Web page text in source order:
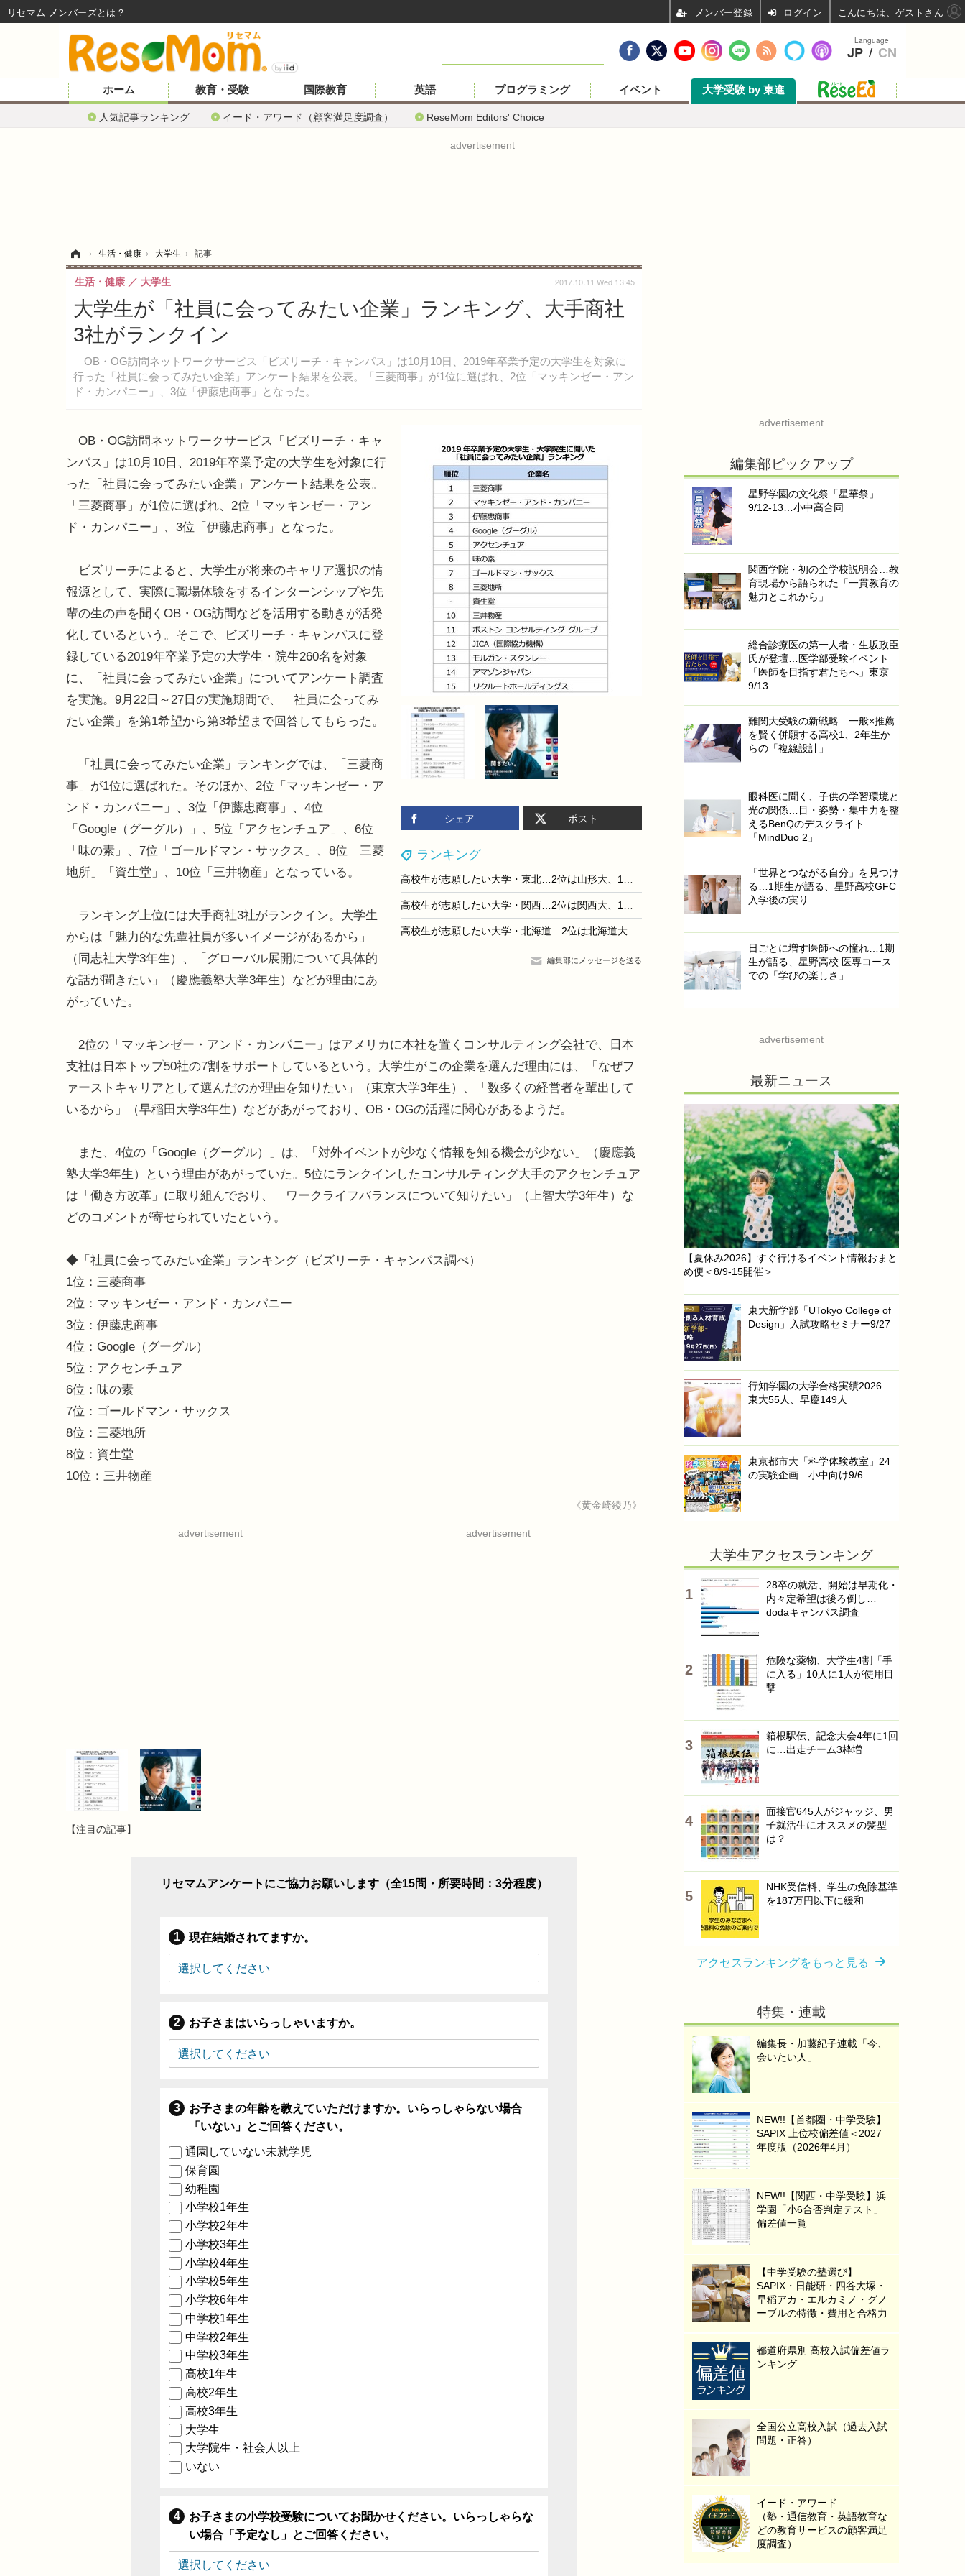
ホーム
人気記事ランキング イード・アワード（顧客満足度調査） ReseMom Editors' Choice
教育・受験 国際教育 英語 プログラミング イベント 大学受験 by 東進
advertisement
› 生活・健康 › 大学生 › 記事
大学生が「社員に会ってみたい企業」ランキング、大手商社
3社がランクイン
OB・OG訪問ネットワークサービス「ビズリーチ・キャンパス」は10月10日、2019年卒業予定の大学生を対象に
行った「社員に会ってみたい企業」アンケート結果を公表。「三菱商事」が1位に選ばれ、2位「マッキンゼー・アン
ド・カンパニー」、3位「伊藤忠商事」となった。
生活・健康 大学生 2017.10.11 Wed 13:45
シェア ポスト
ランキング
高校生が志願したい大学・東北…2位は山形大、1位は？
高校生が志願したい大学・関西…2位は関西大、1位は？
高校生が志願したい大学・北海道…2位は北海道大、1位は？
編集部にメッセージを送る
OB・OG訪問ネットワークサービス「ビズリーチ・キャ
ンパス」は10月10日、2019年卒業予定の大学生を対象に行
った「社員に会ってみたい企業」アンケート結果を公表。
「三菱商事」が1位に選ばれ、2位「マッキンゼー・アン
ド・カンパニー」、3位「伊藤忠商事」となった。
ビズリーチによると、大学生が将来のキャリア選択の情
報源として、実際に職場体験をするインターンシップや先
輩の生の声を聞くOB・OG訪問などを活用する動きが活発
化しているという。そこで、ビズリーチ・キャンパスに登
録している2019年卒業予定の大学生・院生260名を対象
に、「社員に会ってみたい企業」についてアンケート調査
を実施。9月22日～27日の実施期間で、「社員に会ってみ
たい企業」を第1希望から第3希望まで回答してもらった。
「社員に会ってみたい企業」ランキングでは、「三菱商
事」が1位に選ばれた。そのほか、2位「マッキンゼー・ア
ンド・カンパニー」、3位「伊藤忠商事」、4位
「Google（グーグル）」、5位「アクセンチュア」、6位
「味の素」、7位「ゴールドマン・サックス」、8位「三菱
地所」「資生堂」、10位「三井物産」となっている。
ランキング上位には大手商社3社がランクイン。大学生
からは「魅力的な先輩社員が多いイメージがあるから」
（同志社大学3年生）、「グローバル展開について具体的
な話が聞きたい」（慶應義塾大学3年生）などが理由にあ
がっていた。
2位の「マッキンゼー・アンド・カンパニー」はアメリカに本社を置くコンサルティング会社で、日本
支社は日本トップ50社の7割をサポートしているという。大学生がこの企業を選んだ理由には、「なぜフ
ァーストキャリアとして選んだのか理由を知りたい」（東京大学3年生）、「数多くの経営者を輩出して
いるから」（早稲田大学3年生）などがあがっており、OB・OGの活躍に関心があるようだ。
また、4位の「Google（グーグル）」は、「対外イベントが少なく情報を知る機会が少ない」（慶應義
塾大学3年生）という理由があがっていた。5位にランクインしたコンサルティング大手のアクセンチュア
は「働き方改革」に取り組んでおり、「ワークライフバランスについて知りたい」（上智大学3年生）な
どのコメントが寄せられていたという。
◆「社員に会ってみたい企業」ランキング（ビズリーチ・キャンパス調べ）
1位：三菱商事
2位：マッキンゼー・アンド・カンパニー
3位：伊藤忠商事
4位：Google（グーグル）
5位：アクセンチュア
6位：味の素
7位：ゴールドマン・サックス
8位：三菱地所
8位：資生堂
10位：三井物産
《黄金崎綾乃》
advertisement advertisement
【注目の記事】
リセマムアンケートにご協力お願いします（全15問・所要時間：3分程度）
現在結婚されてますか。
お子さまはいらっしゃいますか。
お子さまの年齢を教えていただけますか。いらっしゃらない場合
「いない」とご回答ください。
通園していない未就学児
保育園
幼稚園
小学校1年生
小学校2年生
小学校3年生
小学校4年生
小学校5年生
小学校6年生
中学校1年生
中学校2年生
中学校3年生
高校1年生
高校2年生
高校3年生
大学生
大学院生・社会人以上
いない
お子さまの小学校受験についてお聞かせください。いらっしゃらな
い場合「予定なし」とご回答ください。
advertisement
編集部ピックアップ
星野学園の文化祭「星華祭」
9/12-13…小中高合同
関西学院・初の全学校説明会…教
育現場から語られた「一貫教育の
魅力とこれから」
総合診療医の第一人者・生坂政臣
氏が登壇…医学部受験イベント
「医師を目指す君たちへ」東京
9/13
難関大受験の新戦略…一般×推薦
を賢く併願する高校1、2年生か
らの「複線設計」
眼科医に聞く、子供の学習環境と
光の関係…目・姿勢・集中力を整
えるBenQのデスクライト
「MindDuo 2」
「世界とつながる自分」を見つけ
る…1期生が語る、星野高校GFC
入学後の実り
日ごとに増す医師への憧れ…1期
生が語る、星野高校 医専コース
での「学びの楽しさ」
advertisement
最新ニュース
【夏休み2026】すぐ行けるイベント情報おまと
め便＜8/9-15開催＞
東大新学部「UTokyo College of
Design」入試攻略セミナー9/27
行知学園の大学合格実績2026…
東大55人、早慶149人
東京都市大「科学体験教室」24
の実験企画…小中向け9/6
大学生アクセスランキング
28卒の就活、開始は早期化・
内々定希望は後ろ倒し…
dodaキャンパス調査
危険な薬物、大学生4割「手
に入る」10人に1人が使用目
撃
箱根駅伝、記念大会4年に1回
に…出走チーム3枠増
面接官645人がジャッジ、男
子就活生にオススメの髪型
は？
NHK受信料、学生の免除基準
を187万円以下に緩和
アクセスランキングをもっと見る
特集・連載
編集長・加藤紀子連載「今、
会いたい人」
NEW!!【首都圏・中学受験】
SAPIX 上位校偏差値＜2027
年度版（2026年4月）
NEW!!【関西・中学受験】浜
学園「小6合否判定テスト」
偏差値一覧
【中学受験の塾選び】
SAPIX・日能研・四谷大塚・
早稲アカ・エルカミノ・グノ
ーブルの特徴・費用と合格力
都道府県別 高校入試偏差値ラ
ンキング
全国公立高校入試（過去入試
問題・正答）
イード・アワード
（塾・通信教育・英語教育な
どの教育サービスの顧客満足
度調査）
Language
JP / CN
リセマム メンバーズ ログイン こんにちは、ゲストさん